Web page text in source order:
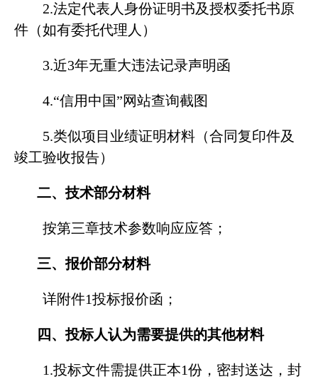
2.法定代表人身份证明书及授权委托书原
件（如有委托代理人）
3.近3年无重大违法记录声明函
4.“信用中国”网站查询截图
5.类似项目业绩证明材料（合同复印件及
竣工验收报告）
二、技术部分材料
按第三章技术参数响应应答；
三、报价部分材料
详附件1投标报价函；
四、投标人认为需要提供的其他材料
1.投标文件需提供正本1份，密封送达，封